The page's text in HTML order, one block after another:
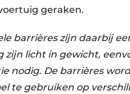
geraken.
barrières zijn daarbij
zijn licht in gewicht,
nodig. De barrières
te gebruiken op